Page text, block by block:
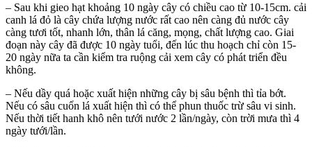
– Sau khi gieo hạt khoảng 10 ngày cây có chiều cao từ 10-15cm. cải
canh lá đỏ là cây chứa lượng nước rất cao nên càng đủ nước cây
càng tươi tốt, nhanh lớn, thân lá căng, mọng, chất lượng cao. Giai
đoạn này cây đã được 10 ngày tuổi, đến lúc thu hoạch chỉ còn 15-
20 ngày nữa ta cần kiểm tra ruộng cải xem cây có phát triển đều
không.
– Nếu dầy quá hoặc xuất hiện những cây bị sâu bệnh thì tỉa bớt.
Nếu có sâu cuốn lá xuất hiện thì có thể phun thuốc trừ sâu vi sinh.
Nếu thời tiết hanh khô nên tưới nước 2 lần/ngày, còn trời mưa thì 4
ngày tưới/lần.